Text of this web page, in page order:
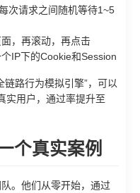
次请求之间随机等待1~5
，再滚动，再点击
IP下的Cookie和Session
链路行为模拟引擎”，可以
实用户，通过率提升至
个真实案例
。他们从零开始，通过